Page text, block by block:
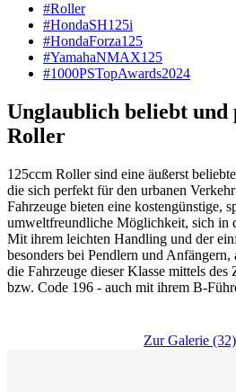
#Roller
#HondaSH125i
#HondaForza125
#YamahaNMAX125
#1000PSTopAwards2024
Unglaublich beliebt
Roller
125ccm Roller sind eine äußerst
die sich perfekt für den urbanen
Fahrzeuge bieten eine kostengünstige,
umweltfreundliche Möglichkeit, sich in
Mit ihrem leichten Handling und der
besonders bei Pendlern und
die Fahrzeuge dieser Klasse mittels des
bzw. Code 196 - auch mit ihrem B-
Zur Galerie (32)